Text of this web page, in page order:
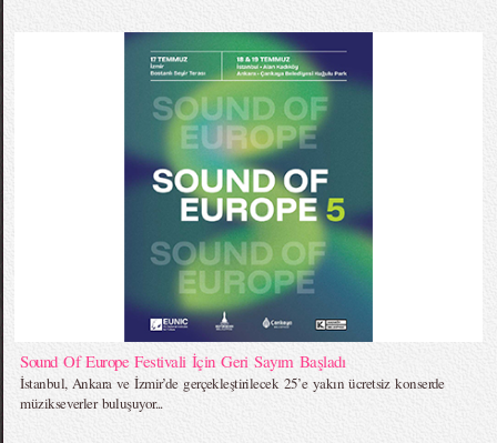
Sound Of Europe Festivali İçin Geri Sayım Başladı
İstanbul, Ankara ve İzmir’de gerçekleştirilecek 25’e yakın ücretsiz konserde
müzikseverler buluşuyor...